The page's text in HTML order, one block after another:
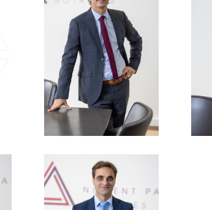
xavier.calmet@npe.notaires.fr